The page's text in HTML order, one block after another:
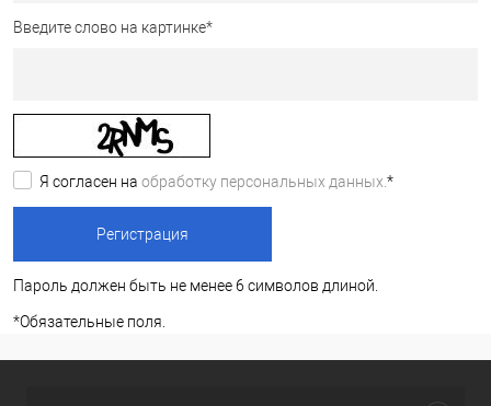
Введите слово на картинке*
Я согласен на обработку персональных данных. *
Пароль должен быть не менее 6 символов длиной.
*Обязательные поля.